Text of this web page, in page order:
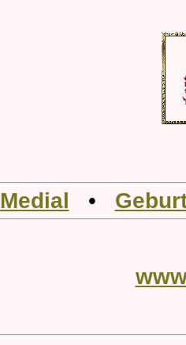
Medial •